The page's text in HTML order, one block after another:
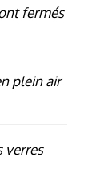
fermés
plein air
verres